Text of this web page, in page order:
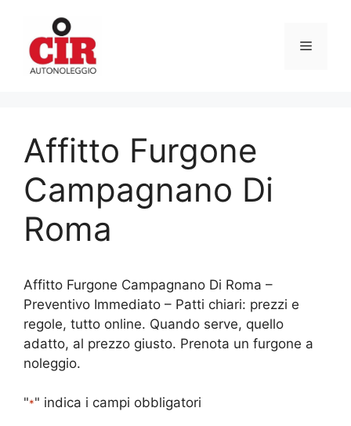
contenuto
Menu
Affitto Furgone
Campagnano Di
Roma
Affitto Furgone Campagnano Di Roma –
Preventivo Immediato – Patti chiari: prezzi e
regole, tutto online. Quando serve, quello
adatto, al prezzo giusto. Prenota un furgone a
noleggio.
"*" indica i campi obbligatori